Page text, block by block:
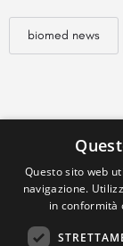
biomed news
Questo sito web
navigazione.
in conformità